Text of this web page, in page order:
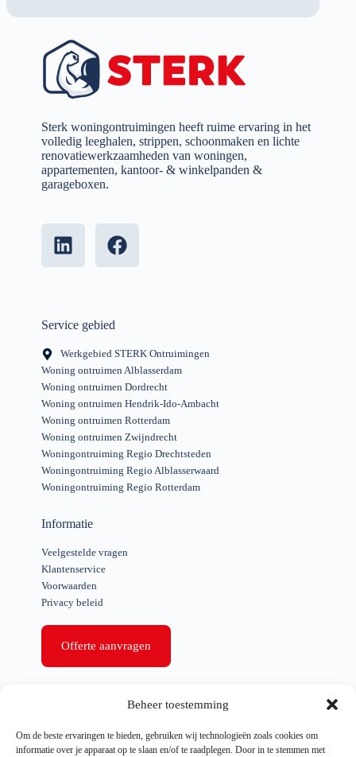
Beheer toestemming
Om de beste ervaringen te bieden, gebruiken wij technologieën zoals cookies om
informatie over je apparaat op te slaan en/of te raadplegen. Door in te stemmen met
Sterk woningontruimingen heeft ruime ervaring in het
volledig leeghalen, strippen, schoonmaken en lichte
renovatiewerkzaamheden van woningen,
appartementen, kantoor- & winkelpanden &
garageboxen.
Service gebied
Werkgebied STERK Ontruimingen
Woning ontruimen Alblasserdam
Woning ontruimen Dordrecht
Woning ontruimen Hendrik-Ido-Ambacht
Woning ontruimen Rotterdam
Woning ontruimen Zwijndrecht
Woningontruiming Regio Drechtsteden
Woningontruiming Regio Alblasserwaard
Woningontruiming Regio Rotterdam
Informatie
Veelgestelde vragen
Klantenservice
Voorwaarden
Privacy beleid
Offerte aanvragen
Bedrijfs ontruiming